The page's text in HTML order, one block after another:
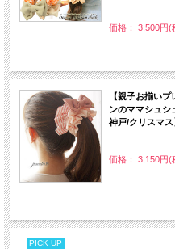
価格： 3,500円(
【親子お揃い
ンのママシュシ
神戸/クリスマス
価格： 3,150円(
PICK UP